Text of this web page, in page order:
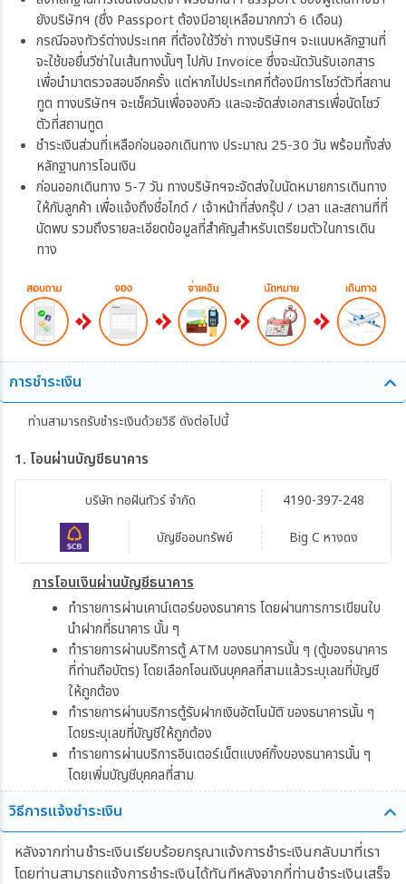
ยังบริษัทฯ (ซึ่ง Passport ต้องมีอายุเหลือมากกว่า 6 เดือน)
กรณีจองทัวร์ต่างประเทศ ที่ต้องใช้วีซ่า ทางบริษัทฯ จะแนบหลักฐานที่
จะใช้ขอยื่นวีซ่าในเส้นทางนั้นๆ ไปกับ Invoice ซึ่งจะนัดวันรับเอกสาร
เพื่อนำมาตรวจสอบอีกครั้ง แต่หากไปประเทศที่ต้องมีการโชว์ตัวที่สถาน
ทูต ทางบริษัทฯ จะเช็ควันเพื่อจองคิว และจะจัดส่งเอกสารเพื่อนัดโชว์
ตัวที่สถานทูต
ชำระเงินส่วนที่เหลือก่อนออกเดินทาง ประมาณ 25-30 วัน พร้อมทั้งส่ง
หลักฐานการโอนเงิน
ก่อนออกเดินทาง 5-7 วัน ทางบริษัทฯจะจัดส่งใบนัดหมายการเดินทาง
ให้กับลูกค้า เพื่อแจ้งถึงชื่อไกด์ / เจ้าหน้าที่ส่งกรุ๊ป / เวลา และสถานที่ที่
นัดพบ รวมถึงรายละเอียดข้อมูลที่สำคัญสำหรับเตรียมตัวในการเดิน
ทาง
การชำระเงิน
ท่านสามารถรับชำระเงินด้วยวิธี ดังต่อไปนี้
1. โอนผ่านบัญชีธนาคาร
บัญชีออมทรัพย์
บริษัท ทอฝันทัวร์ จำกัด
Big C หางดง
4190-397-248
การโอนเงินผ่านบัญชีธนาคาร
ทำรายการผ่านเคาน์เตอร์ของธนาคาร โดยผ่านการการเขียนใบ
นำฝากที่ธนาคาร นั้น ๆ
ทำรายการผ่านบริการตู้ ATM ของธนาคารนั้น ๆ (ตู้ของธนาคาร
ที่ท่านถือบัตร) โดยเลือกโอนเงินบุคคลที่สามแล้วระบุเลขที่บัญชี
ให้ถูกต้อง
ทำรายการผ่านบริการตู้รับฝากเงินอัตโนมัติ ของธนาคารนั้น ๆ
โดยระบุเลขที่บัญชีให้ถูกต้อง
ทำรายการผ่านบริการอินเตอร์เน็ตแบงค์กิ้งของธนาคารนั้น ๆ
โดยเพิ่มบัญชีบุคคลที่สาม
วิธีการแจ้งชำระเงิน
หลังจากท่านชำระเงินเรียบร้อยกรุณาแจ้งการชำระเงินกลับมาที่เรา
โดยท่านสามารถแจ้งการชำระเงินได้ทันทีหลังจากที่ท่านชำระเงินเสร็จ